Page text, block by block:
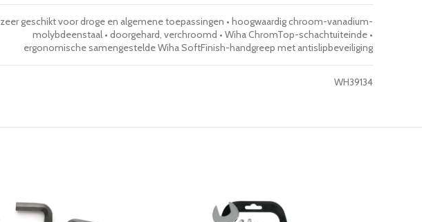
zeer geschikt voor droge en algemene toepassingen • hoogwaardig chroom-vanadium-
molybdeenstaal • doorgehard, verchroomd • Wiha ChromTop-schachtuiteinde •
ergonomische samengestelde Wiha SoftFinish-handgreep met antislipbeveiliging
WH39134